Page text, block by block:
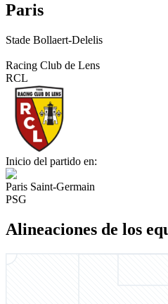
Paris
Stade Bollaert-Delelis
Racing Club de Lens
RCL
Inicio del partido en:
Paris Saint-Germain
PSG
Alineaciones de los